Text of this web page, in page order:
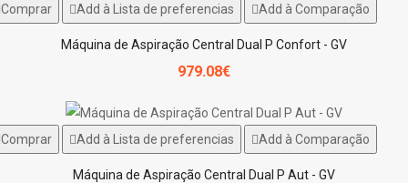
Comprar Add à Lista de preferencias Add à Comparação
Máquina de Aspiração Central Dual P Confort - GV
979.08€
Comprar Add à Lista de preferencias Add à Comparação
Máquina de Aspiração Central Dual P Aut - GV